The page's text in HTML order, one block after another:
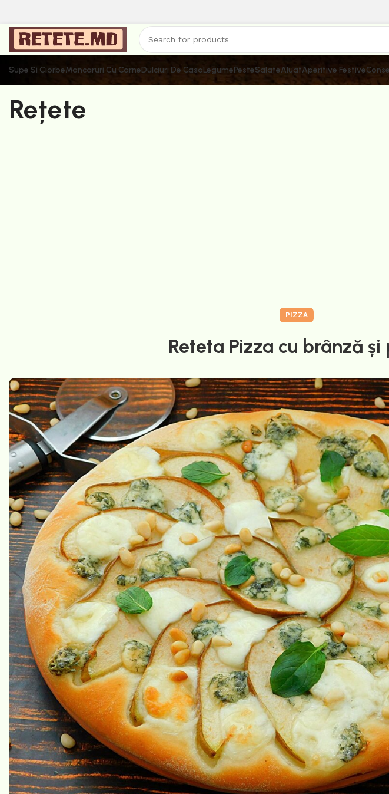
Supe Si CiorbeMancaruri Cu CarneDulciuri De CasaLegumePesteSalateAluatAperitive Festive
Rețete
PIZZA
Reteta Pizza cu brânză și